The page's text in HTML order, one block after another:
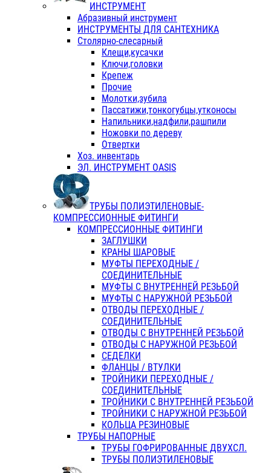
ИНСТРУМЕНТ
Абразивный инструмент
ИНСТРУМЕНТЫ ДЛЯ САНТЕХНИКА
Столярно-слесарный
Клещи,кусачки
Ключи,головки
Крепеж
Прочие
Молотки,зубила
Пассатижи,тонкогубцы,утконосы
Напильники,надфили,рашпили
Ножовки по дереву
Отвертки
Хоз. инвентарь
ЭЛ. ИНСТРУМЕНТ OASIS
ТРУБЫ ПОЛИЭТИЛЕНОВЫЕ-
КОМПРЕССИОННЫЕ ФИТИНГИ
КОМПРЕССИОННЫЕ ФИТИНГИ
ЗАГЛУШКИ
КРАНЫ ШАРОВЫЕ
МУФТЫ ПЕРЕХОДНЫЕ /
СОЕДИНИТЕЛЬНЫЕ
МУФТЫ С ВНУТРЕННЕЙ РЕЗЬБОЙ
МУФТЫ С НАРУЖНОЙ РЕЗЬБОЙ
ОТВОДЫ ПЕРЕХОДНЫЕ /
СОЕДИНИТЕЛЬНЫЕ
ОТВОДЫ С ВНУТРЕННЕЙ РЕЗЬБОЙ
ОТВОДЫ С НАРУЖНОЙ РЕЗЬБОЙ
СЕДЕЛКИ
ФЛАНЦЫ / ВТУЛКИ
ТРОЙНИКИ ПЕРЕХОДНЫЕ /
СОЕДИНИТЕЛЬНЫЕ
ТРОЙНИКИ С ВНУТРЕННЕЙ РЕЗЬБОЙ
ТРОЙНИКИ С НАРУЖНОЙ РЕЗЬБОЙ
КОЛЬЦА РЕЗИНОВЫЕ
ТРУБЫ НАПОРНЫЕ
ТРУБЫ ГОФРИРОВАННЫЕ ДВУХСЛ.
ТРУБЫ ПОЛИЭТИЛЕНОВЫЕ